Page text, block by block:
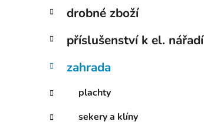
s
r
n
n
í
p
e
o
i
drobné zboží
příslušenství k el. nářadí
zahrada
plachty
sekery a klíny